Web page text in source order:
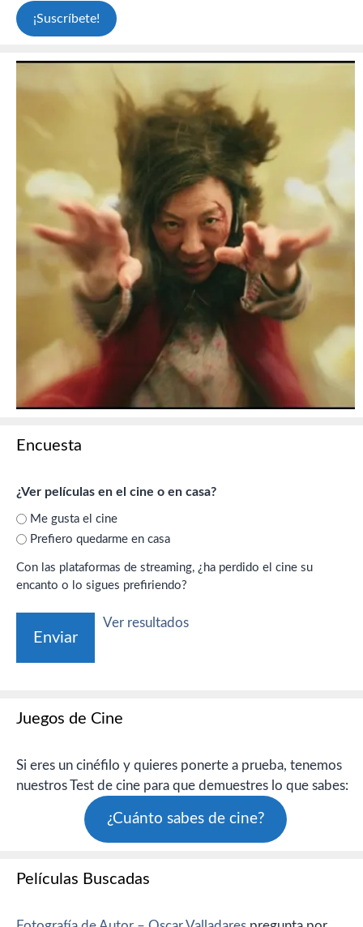
Encuesta
¿Ver películas en el cine o en casa?
Me gusta el cine
Prefiero quedarme en casa
Con las plataformas de streaming, ¿ha perdido el cine su
encanto o lo sigues prefiriendo?
Ver resultados
Juegos de Cine
Si eres un cinéfilo y quieres ponerte a prueba, tenemos
nuestros Test de cine para que demuestres lo que sabes:
¿Cuánto sabes de cine?
Películas Buscadas